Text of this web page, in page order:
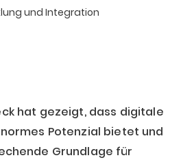
und Integration
hat gezeigt, dass digitale
Potenzial bietet und
Grundlage für